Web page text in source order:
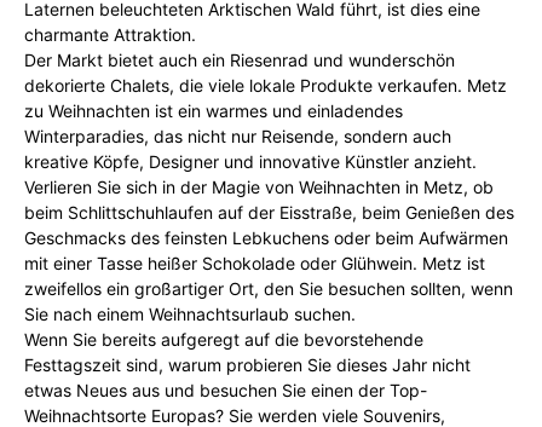
Laternen beleuchteten Arktischen Wald führt, ist dies eine
charmante Attraktion.
Der Markt bietet auch ein Riesenrad und wunderschön
dekorierte Chalets, die viele lokale Produkte verkaufen. Metz
zu Weihnachten ist ein warmes und einladendes
Winterparadies, das nicht nur Reisende, sondern auch
kreative Köpfe, Designer und innovative Künstler anzieht.
Verlieren Sie sich in der Magie von Weihnachten in Metz, ob
beim Schlittschuhlaufen auf der Eisstraße, beim Genießen des
Geschmacks des feinsten Lebkuchens oder beim Aufwärmen
mit einer Tasse heißer Schokolade oder Glühwein. Metz ist
zweifellos ein großartiger Ort, den Sie besuchen sollten, wenn
Sie nach einem Weihnachtsurlaub suchen.
Wenn Sie bereits aufgeregt auf die bevorstehende
Festtagszeit sind, warum probieren Sie dieses Jahr nicht
etwas Neues aus und besuchen Sie einen der Top-
Weihnachtsorte Europas? Sie werden viele Souvenirs,